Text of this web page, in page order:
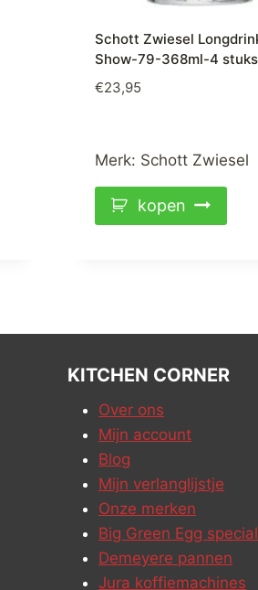
Schott Zwiesel
Show-79-368ml-4 stuks
€23,95
Merk: Schott Zwiesel
kopen
KITCHEN CORNER
Over ons
Mijn account
Blog
Mijn verlanglijstje
Onze merken
Big Green Egg
Demeyere pannen
Jura koffiemachines